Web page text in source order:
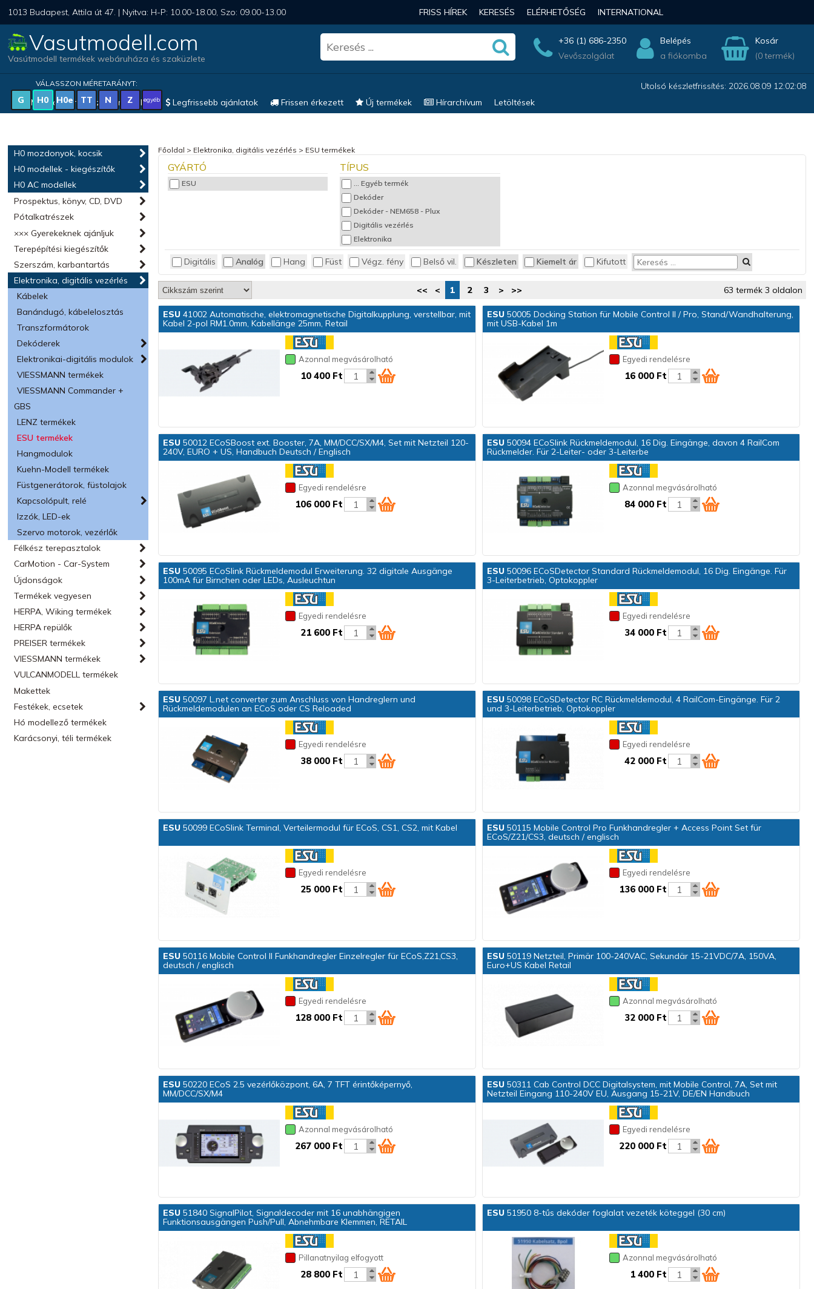
1013 Budapest, Attila út 47. | Nyitva: H-P: 10.00-18.00, Szo: 09.00-13.00 FRISS HÍREK KERESÉS ELÉRHETŐSÉG INTERNATIONAL
Vasutmodell.com
Vasútmodell termékek webáruháza és szaküzlete
+36 (1) 686-2350
Vevőszolgálat
Belépés
a fiókomba
Kosár
(0 termék)
VÁLASSZON MÉRETARÁNYT:
G H0 H0e TT N Z egyéb
Utolsó készletfrissítés: 2026.08.09 12:02:08
Magyar vonatkozású modellek
Legfrissebb ajánlatok Frissen érkezett Új termékek Hírarchívum Letöltések
H0 mozdonyok, kocsik
H0 modellek - kiegészítők
H0 AC modellek
Prospektus, könyv, CD, DVD
Pótalkatrészek
××× Gyerekeknek ajánljuk
Terepépítési kiegészítők
Szerszám, karbantartás
Elektronika, digitális vezérlés
Kábelek
Banándugó, kábelelosztás
Transzformátorok
Dekóderek
Elektronikai-digitális modulok
VIESSMANN termékek
VIESSMANN Commander +
GBS
LENZ termékek
ESU termékek
Hangmodulok
Kuehn-Modell termékek
Füstgenerátorok, füstolajok
Kapcsolópult, relé
Izzók, LED-ek
Szervo motorok, vezérlők
Félkész terepasztalok
CarMotion - Car-System
Újdonságok
Termékek vegyesen
HERPA, Wiking termékek
HERPA repülők
PREISER termékek
VIESSMANN termékek
VULCANMODELL termékek
Makettek
Festékek, ecsetek
Hó modellező termékek
Karácsonyi, téli termékek
Főoldal > Elektronika, digitális vezérlés > ESU termékek
GYÁRTÓ
ESU
TÍPUS
... Egyéb termék
Dekóder
Dekóder - NEM658 - Plux
Digitális vezérlés
Elektronika
Digitális Analóg Hang Füst Végz. fény Belső vil. Készleten Kiemelt ár Kifutott
<< < 1 2 3 > >> 63 termék 3 oldalon
ESU 41002 Automatische, elektromagnetische Digitalkupplung, verstellbar, mit
Kabel 2-pol RM1.0mm, Kabellänge 25mm, Retail
Azonnal megvásárolható
10 400 Ft
ESU50005 Docking Station für Mobile Control II / Pro, Stand/Wandhalterung,
mit USB-Kabel 1m
Egyedi rendelésre
16 000 Ft
ESU 50012 ECoSBoost ext. Booster, 7A, MM/DCC/SX/M4, Set mit Netzteil 120-
240V, EURO + US, Handbuch Deutsch / Englisch
Egyedi rendelésre
106 000 Ft
ESU50094 ECoSlink Rückmeldemodul, 16 Dig. Eingänge, davon 4 RailCom
Rückmelder. Für 2-Leiter- oder 3-Leiterbe
Azonnal megvásárolható
84 000 Ft
ESU 50095 ECoSlink Rückmeldemodul Erweiterung. 32 digitale Ausgänge
100mA für Birnchen oder LEDs, Ausleuchtun
Egyedi rendelésre
21 600 Ft
ESU50096 ECoSDetector Standard Rückmeldemodul, 16 Dig. Eingänge. Für
3-Leiterbetrieb, Optokoppler
Egyedi rendelésre
34 000 Ft
ESU 50097 L.net converter zum Anschluss von Handreglern und
Rückmeldemodulen an ECoS oder CS Reloaded
Egyedi rendelésre
38 000 Ft
ESU50098 ECoSDetector RC Rückmeldemodul, 4 RailCom-Eingänge. Für 2
und 3-Leiterbetrieb, Optokoppler
Egyedi rendelésre
42 000 Ft
ESU 50099 ECoSlink Terminal, Verteilermodul für ECoS, CS1, CS2, mit Kabel
Egyedi rendelésre
25 000 Ft
ESU50115 Mobile Control Pro Funkhandregler + Access Point Set für
ECoS/Z21/CS3, deutsch / englisch
Egyedi rendelésre
136 000 Ft
ESU 50116 Mobile Control II Funkhandregler Einzelregler für ECoS,Z21,CS3,
deutsch / englisch
Egyedi rendelésre
128 000 Ft
ESU50119 Netzteil, Primär 100-240VAC, Sekundär 15-21VDC/7A, 150VA,
Euro+US Kabel Retail
Azonnal megvásárolható
32 000 Ft
ESU 50220 ECoS 2.5 vezérlőközpont, 6A, 7 TFT érintőképernyő,
MM/DCC/SX/M4
Azonnal megvásárolható
267 000 Ft
ESU50311 Cab Control DCC Digitalsystem, mit Mobile Control, 7A, Set mit
Netzteil Eingang 110-240V EU, Ausgang 15-21V, DE/EN Handbuch
Egyedi rendelésre
220 000 Ft
ESU 51840 SignalPilot, Signaldecoder mit 16 unabhängigen
Funktionsausgängen Push/Pull, Abnehmbare Klemmen, RETAIL
Pillanatnyilag elfogyott
28 800 Ft
ESU51950 8-tűs dekóder foglalat vezeték köteggel (30 cm)
Azonnal megvásárolható
1 400 Ft